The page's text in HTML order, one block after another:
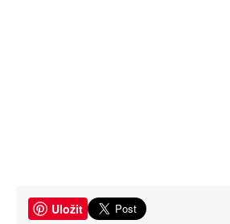
Uložit